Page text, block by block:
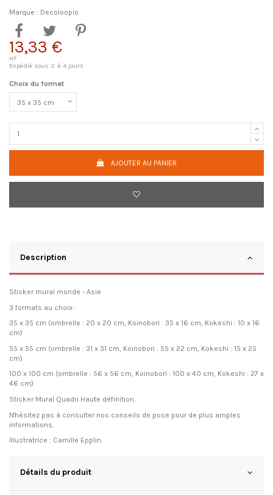
Marque : Decoloopio
13,33 €
HT
Expédié sous 2 à 4 jours
Choix du format
AJOUTER AU PANIER
Description
Sticker mural monde - Asie
3 formats au choix :
35 x 35 cm (ombrelle : 20 x 20 cm, Koinobori : 35 x 16 cm, Kokeshi : 10 x 16
cm)
55 x 55 cm (ombrelle : 31 x 31 cm, Koinobori : 55 x 22 cm, Kokeshi : 15 x 25
cm)
100 x 100 cm (ombrelle : 56 x 56 cm, Koinobori : 100 x 40 cm, Kokeshi : 27 x
46 cm)
Sticker Mural Quadri Haute définition.
N'hésitez pas à consulter nos conseils de pose pour de plus amples
informations.
Illustratrice : Camille Epplin
Détails du produit